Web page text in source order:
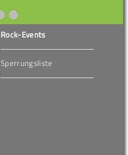
Rock-Events
Sperrungsliste